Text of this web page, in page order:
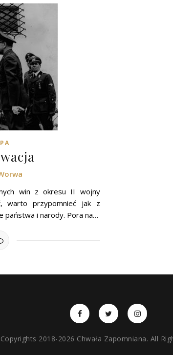
win z okresu II wojny
warto przypomnieć jak z
państwa i narody. Pora na…
Copyrights 2018-2026 Chwała Zapomniana. All